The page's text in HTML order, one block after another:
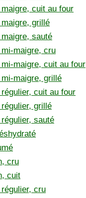
cuit au four
grillé
sauté
maigre, cru
maigre, cuit au four
maigre, grillé
cuit au four
grillé
sauté
cru
cuit
cru